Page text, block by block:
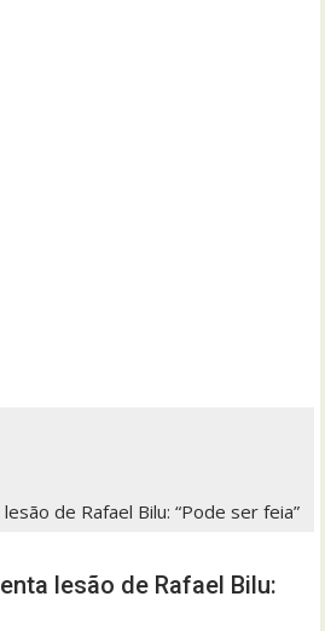
de Rafael Bilu: “Pode ser feia”
lesão de Rafael Bilu: